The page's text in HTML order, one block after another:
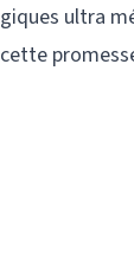
ultra